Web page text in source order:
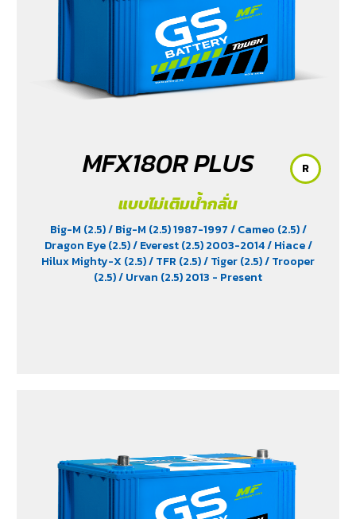
MFX180R PLUS
แบบไม่เติมน้ำกลั่น
Big-M (2.5)/ Big-M (2.5) 1987-1997/ Cameo (2.5)/
Dragon Eye (2.5)/ Everest (2.5) 2003-2014/ Hiace/
Hilux Mighty-X (2.5)/ TFR (2.5)/ Tiger (2.5)/ Trooper
(2.5)/ Urvan (2.5) 2013 - Present
R